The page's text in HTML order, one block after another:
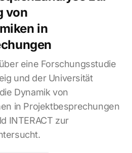
von
in
eine Forschungsstudie
und der Universität
Dynamik von
in Projektbesprechungen
INTERACT zur